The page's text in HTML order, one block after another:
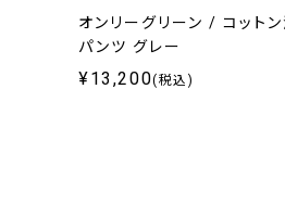
オンリーグリーン / コット
パンツ グレー
¥13,200(税込)